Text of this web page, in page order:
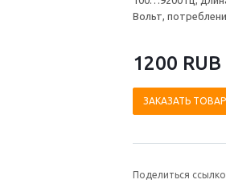
Вольт,
1200 RUB
ЗАКАЗАТЬ ТОВАР
Поделиться